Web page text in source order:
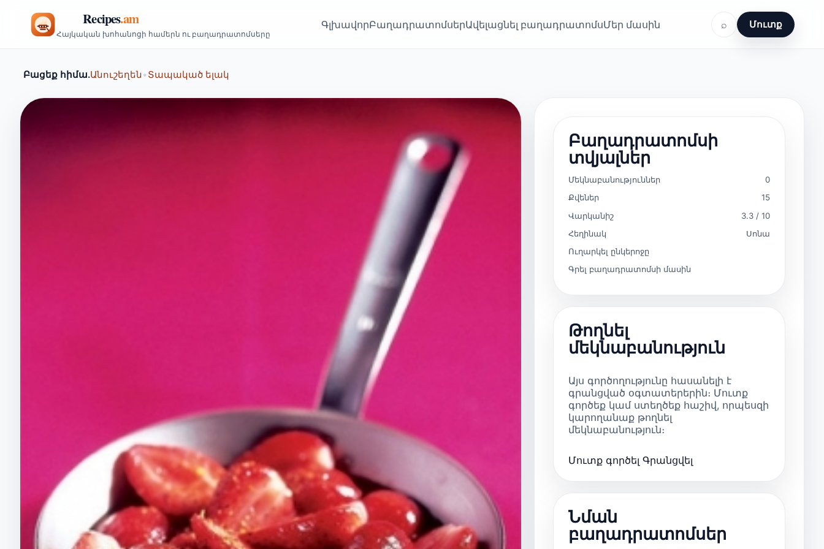
Հայկական խոհանոցի համերն ու բաղադրատոմսերը
ԳլխավորԲաղադրատոմսերԱվելացնել բաղադրատոմսՄեր մասին ⌕ Մուտք
Բացեք հիմա.Անուշեղեն•Տապակած ելակ
Բաղադրատոմսի
տվյալներ
Մեկնաբանություններ
0
Քվեներ
15
Վարկանիշ
3.3 / 10
Հեղինակ
Սոնա
Ուղարկել ընկերոջը
Գրել բաղադրատոմսի մասին
Թողնել
մեկնաբանություն
Այս գործողությունը հասանելի է
գրանցված օգտատերերին։ Մուտք
գործեք կամ ստեղծեք հաշիվ, որպեսզի
կարողանաք թողնել
մեկնաբանություն։
Մուտք գործել Գրանցվել
Նման
բաղադրատոմսեր